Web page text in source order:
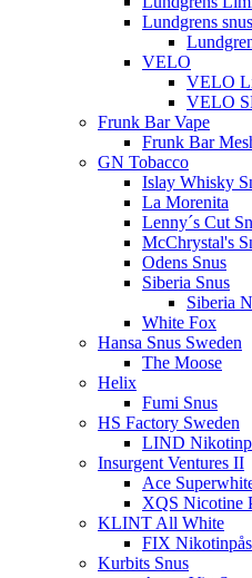
Lundgrens snus
VELO
VELO
VELO
Frunk Bar Vape
Frunk Bar
GN Tobacco
Islay Whisky
La Morenita
Lenny´s Cut
McChrystal's
Odens Snus
Siberia Snus
Siberia
White Fox
Hansa Snus Sweden
The Moose
Helix
Fumi Snus
HS Factory Sweden
LIND
Insurgent Ventures II
Ace
XQS Nicotine
KLINT All White
FIX
Kurbits Snus